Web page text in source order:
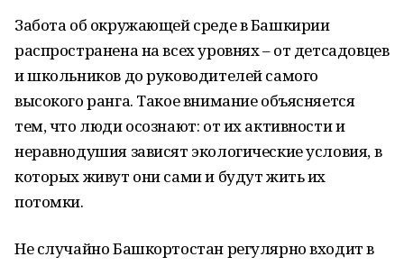
Забота об окружающей среде в Башкирии
распространена на всех уровнях – от детсадовцев
и школьников до руководителей самого
высокого ранга. Такое внимание объясняется
тем, что люди осознают: от их активности и
неравнодушия зависят экологические условия, в
которых живут они сами и будут жить их
потомки.
Не случайно Башкортостан регулярно входит в